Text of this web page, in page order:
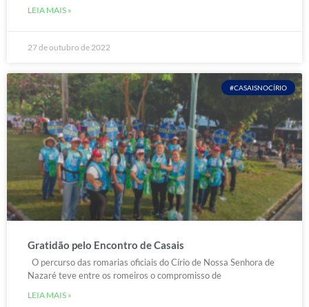
LEIA MAIS »
27 de outubro de 2022
#CASAISNOCÍRIO
Gratidão pelo Encontro de Casais
O percurso das romarias oficiais do Círio de Nossa Senhora de
Nazaré teve entre os romeiros o compromisso de
LEIA MAIS »